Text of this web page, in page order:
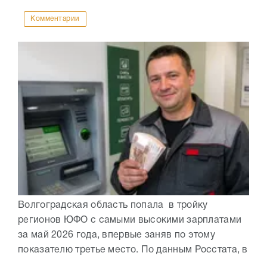
Комментарии
Волгоградская область попала в тройку
регионов ЮФО с самыми высокими зарплатами
за май 2026 года, впервые заняв по этому
показателю третье место. По данным Росстата, в